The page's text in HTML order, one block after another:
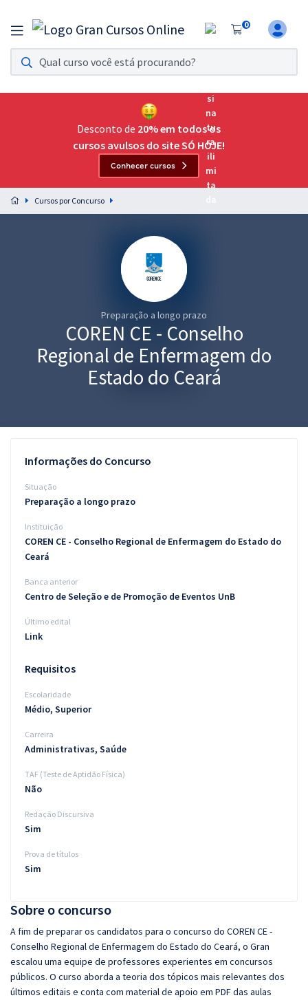
0
Assinatura Ilimitada 11
Acesso a todos os cursos. Teste grátis por 7 dias!
Assinatura OAB Até Passar
Acesso ilimitado a toda preparação para o Exame da
Preparação completa e intensiva para as principais
residências em saúde do Brasil
Graduação
Blog
Aprovados
Desconto de 20% em todos os
cursos avulsos do site SÓ HOJE!
Conhecer cursos
Cursos por Concurso
Preparação a longo prazo
COREN CE - Conselho
Regional de Enfermagem do
Estado do Ceará
Sobre o concurso
A fim de preparar os candidatos para o concurso do COREN CE -
Conselho Regional de Enfermagem do Estado do Ceará, o Gran
escalou uma equipe de professores experientes em concursos
públicos. O curso aborda a teoria dos tópicos mais relevantes dos
últimos editais e conta com material de apoio em PDF das aulas
Informações do Concurso
Situação
Preparação a longo prazo
Instituição
COREN CE - Conselho Regional de Enfermagem do Estado do
Ceará
Banca anterior
Centro de Seleção e de Promoção de Eventos UnB
Último edital
Link
Requisitos
Escolaridade
Médio, Superior
Carreira
Administrativas, Saúde
TAF (Teste de Aptidão Física)
Não
Redação Discursiva
Sim
Prova de títulos
Sim